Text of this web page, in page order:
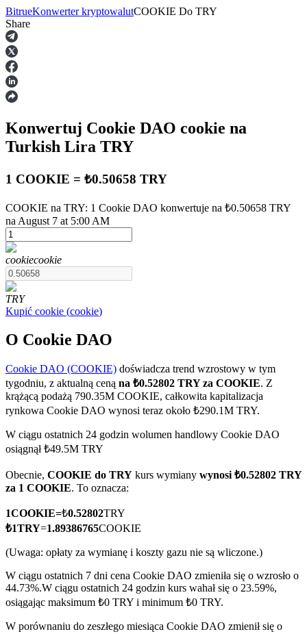
Kontrakty terminowe
Kontrakty terminowe na USDT
Kontrakty futures wykorzystujące USDT jako zabezpieczenie
Kontrakty terminowe COIN-M
Kontrakty terminowe na kryptowaluty
TradFi
towary
BitrueKonwerter kryptowalutCOOKIE Do TRY
Share
Konwertuj Cookie DAO cookie na
Turkish Lira TRY
1 COOKIE = ₺0.50658 TRY
COOKIE na TRY: 1 Cookie DAO konwertuje na ₺0.50658 TRY
na August 7 at 5:00 AM
cookiecookie
TRY
Kupić cookie (cookie)
O Cookie DAO
Cookie DAO (COOKIE) doświadcza trend wzrostowy w tym
tygodniu, z aktualną ceną na ₺0.52802 TRY za COOKIE. Z
krążącą podażą 790.35M COOKIE, całkowita kapitalizacja
rynkowa Cookie DAO wynosi teraz około ₺290.1M TRY.
W ciągu ostatnich 24 godzin wolumen handlowy Cookie DAO
osiągnął ₺49.5M TRY
Obecnie, COOKIE do TRY kurs wymiany wynosi ₺0.52802 TRY
za 1 COOKIE. To oznacza:
1COOKIE=₺0.52802TRY
₺1TRY=1.89386765COOKIE
(Uwaga: opłaty za wymianę i koszty gazu nie są wliczone.)
W ciągu ostatnich 7 dni cena Cookie DAO zmieniła się o wzrosło o
44.73%.W ciągu ostatnich 24 godzin kurs wahał się o 23.59%,
osiągając maksimum ₺0 TRY i minimum ₺0 TRY.
W porównaniu do zeszłego miesiąca Cookie DAO zmienił się o